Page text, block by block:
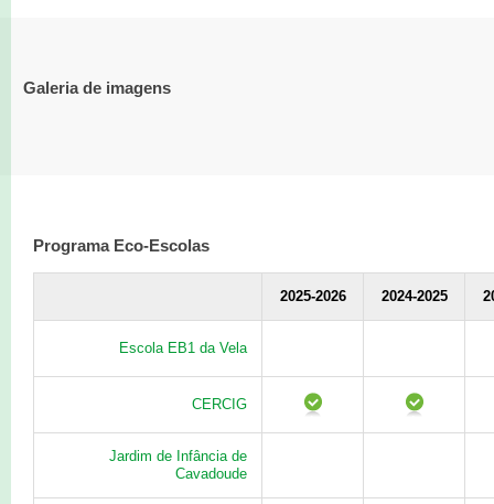
Galeria de imagens
Programa Eco-Escolas
2025-2026 2024-2025
Escola EB1 da Vela
CERCIG
Jardim de Infância de
Cavadoude